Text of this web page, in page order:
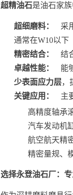
超精油石是油石家
超细磨料：
采
通常在W10以下
精密结合：
结
卓越性能：
能
少表面应力层，
关键应用：
主
高精度轴承
汽车发动机
航空航天精
精密量规、
选择永登油石厂：